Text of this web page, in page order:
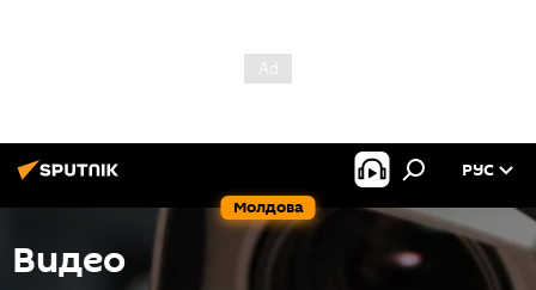
Молдова
РУС
Видео